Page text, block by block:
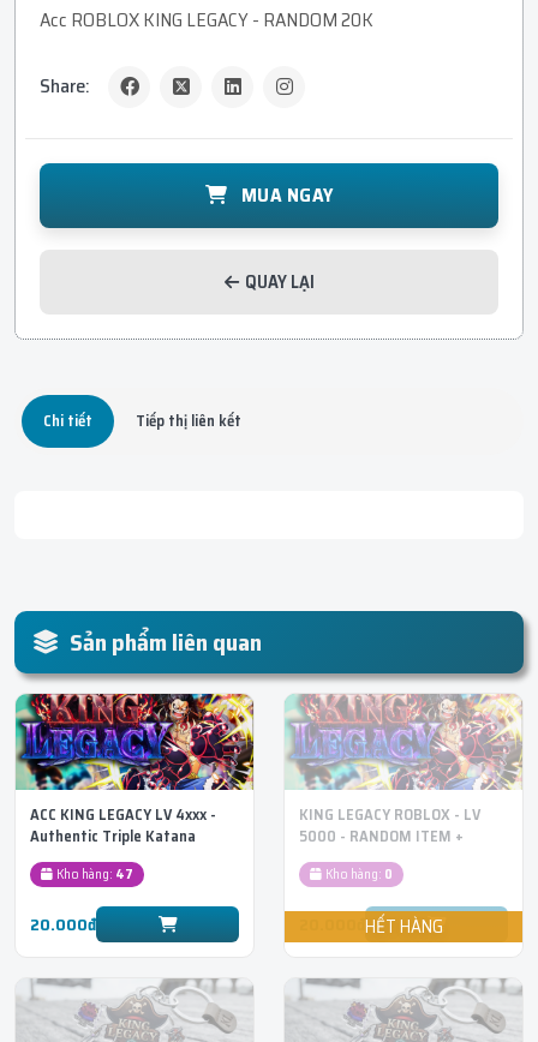
Acc ROBLOX KING LEGACY - RANDOM 20K
Share:
MUA NGAY
QUAY LẠI
Chi tiết Tiếp thị liên kết
Sản phẩm liên quan
ACC KING LEGACY LV 4xxx -
Authentic Triple Katana
Sword và nhiều item đỏ khác
Kho hàng: 47
20.000đ
KING LEGACY ROBLOX - LV
5000 - RANDOM ITEM +
SWORD
Kho hàng: 0